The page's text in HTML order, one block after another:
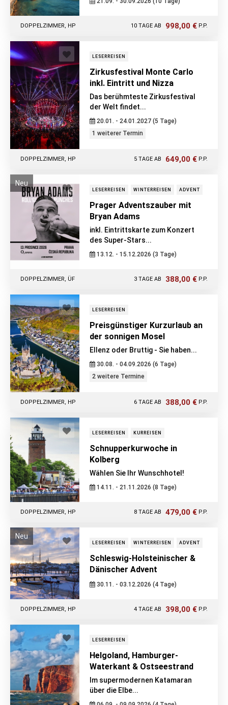
10 TAGE AB 998,00 € P.P.
DOPPELZIMMER, HP
LESERREISEN
Zirkusfestival Monte Carlo
inkl. Eintritt und Nizza
Das berühmteste Zirkusfestival
der Welt findet...
20.01. - 24.01.2027 (5 Tage)
1 weiterer Termin
5 TAGE AB 649,00 € P.P.
DOPPELZIMMER, HP
Neu
LESERREISEN WINTERREISEN ADVENT
Prager Adventszauber mit
Bryan Adams
inkl. Eintrittskarte zum Konzert
des Super-Stars...
13.12. - 15.12.2026 (3 Tage)
3 TAGE AB 388,00 € P.P.
DOPPELZIMMER, ÜF
LESERREISEN
Preisgünstiger Kurzurlaub an
der sonnigen Mosel
Ellenz oder Bruttig - Sie haben...
30.08. - 04.09.2026 (6 Tage)
2 weitere Termine
6 TAGE AB 388,00 € P.P.
DOPPELZIMMER, HP
LESERREISEN KURREISEN
Schnupperkurwoche in
Kolberg
Wählen Sie Ihr Wunschhotel!
14.11. - 21.11.2026 (8 Tage)
8 TAGE AB 479,00 € P.P.
DOPPELZIMMER, HP
Neu
LESERREISEN WINTERREISEN ADVENT
Schleswig-Holsteinischer &
Dänischer Advent
30.11. - 03.12.2026 (4 Tage)
4 TAGE AB 398,00 € P.P.
DOPPELZIMMER, HP
LESERREISEN
Helgoland, Hamburger-
Waterkant & Ostseestrand
Im supermodernen Katamaran
über die Elbe...